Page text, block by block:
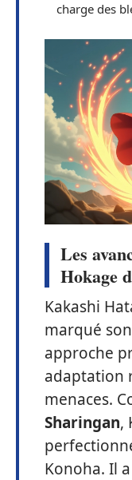
charge des
Les
Hokage
Kakashi
marqué
approche
adaptation
menaces.
Sharingan,
Konoha. Il